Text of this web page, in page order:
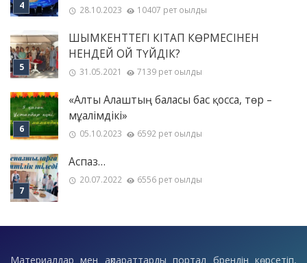
28.10.2023 10407 рет оқылды
ШЫМКЕНТТЕГІ КІТАП КӨРМЕСІНЕН
НЕНДЕЙ ОЙ ТҮЙДІК?
31.05.2021 7139 рет оқылды
«Алты Алаштың баласы бас қосса, төр –
мұғалімдікі»
05.10.2023 6592 рет оқылды
Аспаз…
20.07.2022 6556 рет оқылды
Материалдар мен ақпараттарды портал брендін көрсетіп,